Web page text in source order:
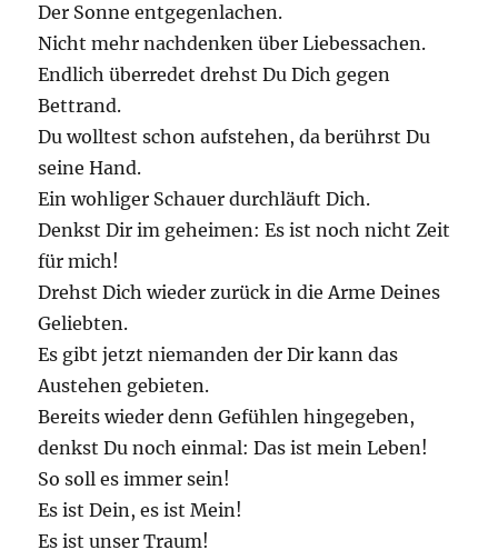
Der Sonne entgegenlachen.
Nicht mehr nachdenken über Liebessachen.
Endlich überredet drehst Du Dich gegen
Bettrand.
Du wolltest schon aufstehen, da berührst Du
seine Hand.
Ein wohliger Schauer durchläuft Dich.
Denkst Dir im geheimen: Es ist noch nicht Zeit
für mich!
Drehst Dich wieder zurück in die Arme Deines
Geliebten.
Es gibt jetzt niemanden der Dir kann das
Austehen gebieten.
Bereits wieder denn Gefühlen hingegeben,
denkst Du noch einmal: Das ist mein Leben!
So soll es immer sein!
Es ist Dein, es ist Mein!
Es ist unser Traum!